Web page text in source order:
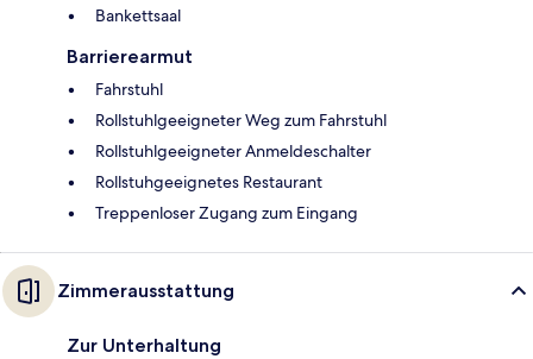
Bankettsaal
Barrierearmut
Fahrstuhl
Rollstuhlgeeigneter Weg zum Fahrstuhl
Rollstuhlgeeigneter Anmeldeschalter
Rollstuhgeeignetes Restaurant
Treppenloser Zugang zum Eingang
Zimmerausstattung
Zur Unterhaltung